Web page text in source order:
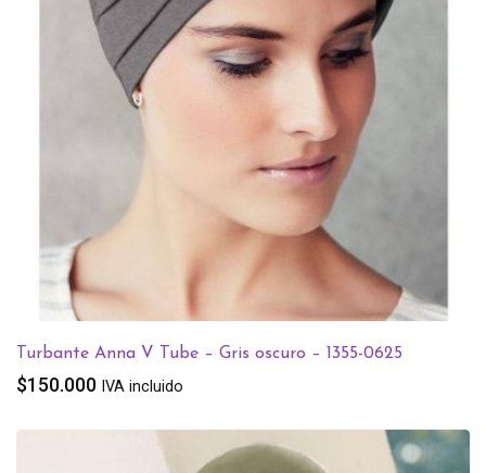
Turbante Anna V Tube – Gris oscuro – 1355-0625
$150.000 IVA incluido